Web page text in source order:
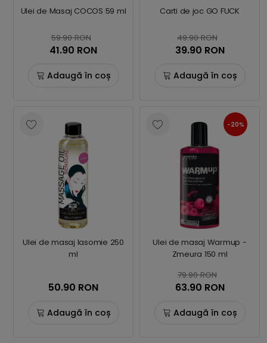
Ulei de Masaj COCOS 59 ml
59.90 RON
41.90 RON
Adaugă în coș
Carti de joc GO FUCK
49.90 RON
39.90 RON
Adaugă în coș
Ulei de masaj Iasomie 250
ml
50.90 RON
Adaugă în coș
-20%
Ulei de masaj Warmup -
Zmeura 150 ml
79.90 RON
63.90 RON
Adaugă în coș